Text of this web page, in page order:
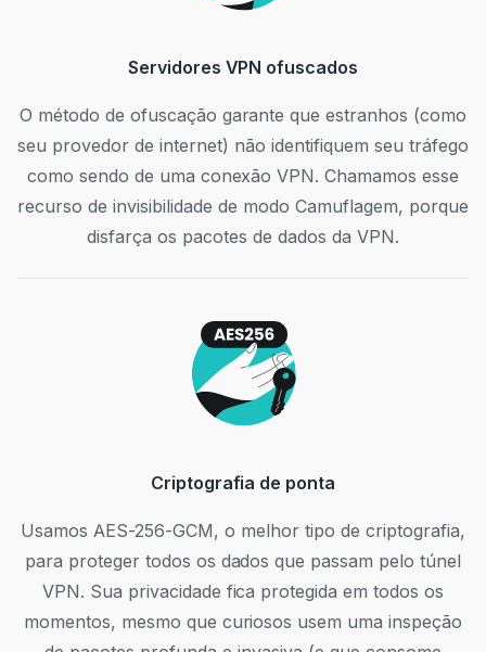
Servidores VPN ofuscados
O método de ofuscação garante que estranhos (como
seu provedor de internet) não identifiquem seu tráfego
como sendo de uma conexão VPN. Chamamos esse
recurso de invisibilidade de modo Camuflagem, porque
disfarça os pacotes de dados da VPN.
Criptografia de ponta
Usamos AES-256-GCM, o melhor tipo de criptografia,
para proteger todos os dados que passam pelo túnel
VPN. Sua privacidade fica protegida em todos os
momentos, mesmo que curiosos usem uma inspeção